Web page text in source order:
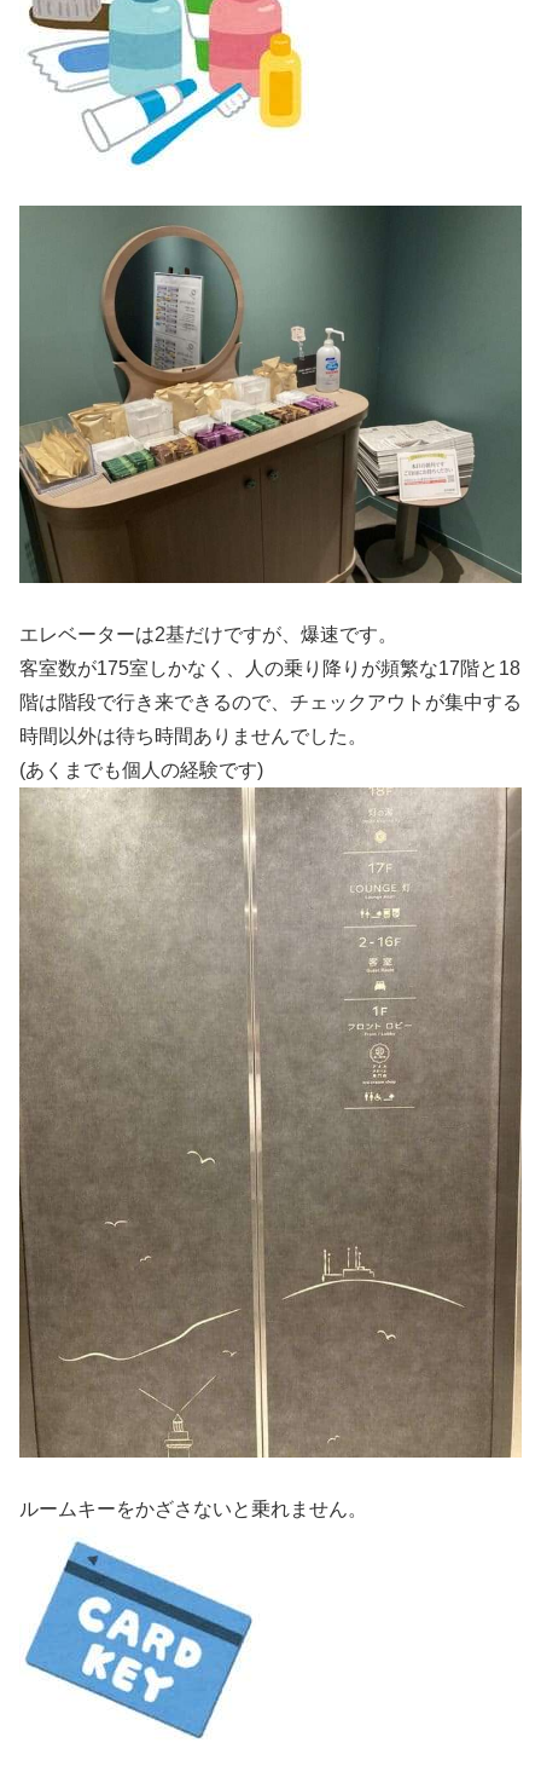
エレベーターは2基だけですが、爆速です。
客室数が175室しかなく、人の乗り降りが頻繁な17階と18
階は階段で行き来できるので、チェックアウトが集中する
時間以外は待ち時間ありませんでした。
(あくまでも個人の経験です)
ルームキーをかざさないと乗れません。